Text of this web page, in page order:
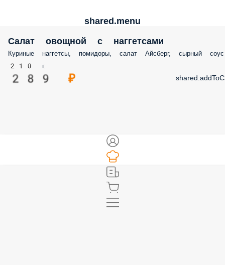
shared.menu
Салат овощной с наггетсами
Куриные наггетсы, помидоры, салат Айсберг, сырный соус
210 г.
289 ₽